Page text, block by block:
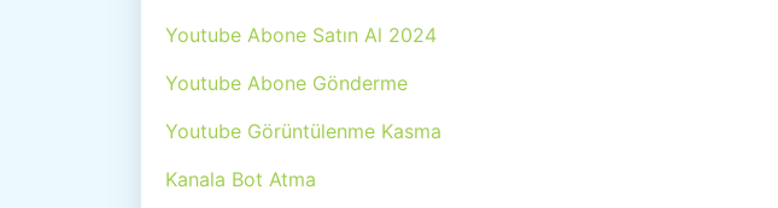
Youtube Abone Satın Al 2024
Youtube Abone Gönderme
Youtube Görüntülenme Kasma
Kanala Bot Atma